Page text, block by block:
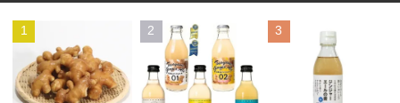
1 2 3